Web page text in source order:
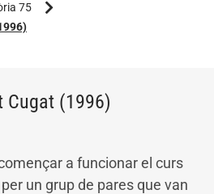
75
Cugat (1996)
a funcionar el curs
un grup de pares que van